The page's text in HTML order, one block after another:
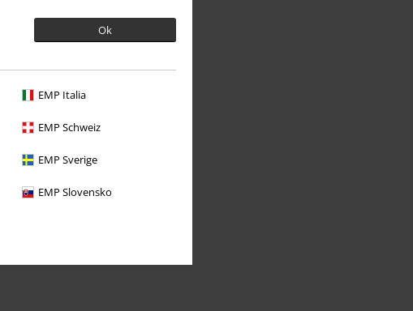
Ok
EMP Italia
EMP Schweiz
EMP Sverige
EMP Slovensko